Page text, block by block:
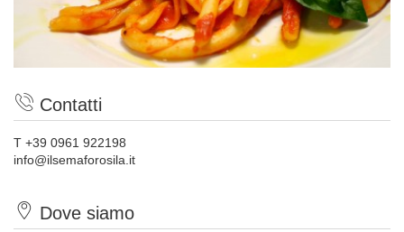
Contatti
T +39 0961 922198
info@ilsemaforosila.it
Dove siamo